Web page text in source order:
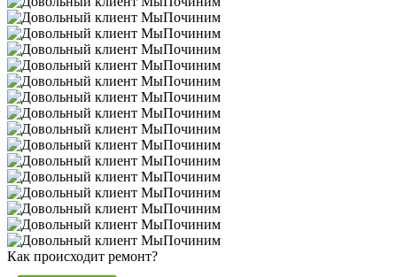
Как происходит ремонт?